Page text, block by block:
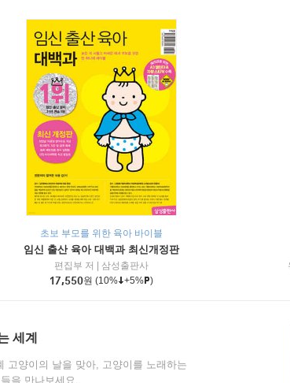
초보 부모를 위한 육아 바이블
임신 출산 육아 대백과 최신개정판
편집부 저
삼성출판사
17,550원 (10% +5% )
세계
고양이의 날을 맞아, 고양이를 노래하는
을 만나보세요.